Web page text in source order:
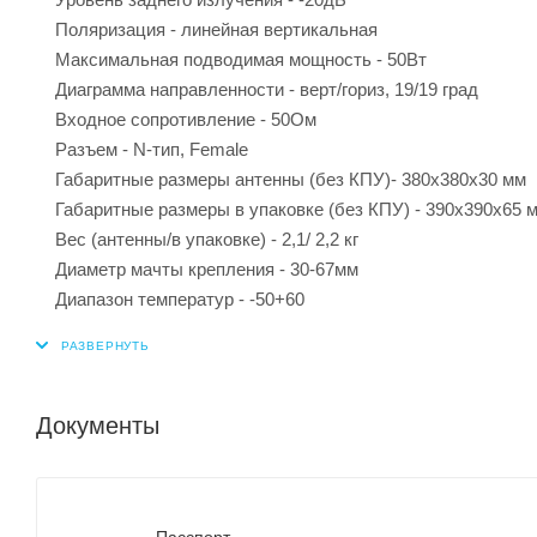
Поляризация - линейная вертикальная
Максимальная подводимая мощность - 50Вт
Диаграмма направленности - верт/гориз, 19/19 град
Входное сопротивление - 50Ом
Разъем - N-тип, Female
Габаритные размеры антенны (без КПУ)- 380х380х30 мм
Габаритные размеры в упаковке (без КПУ) - 390х390х65
Вес (антенны/в упаковке) - 2,1/ 2,2 кг
Диаметр мачты крепления - 30-67мм
Диапазон температур - -50+60
Документы